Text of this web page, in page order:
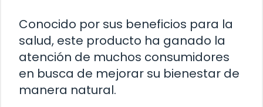
Conocido por sus beneficios para la
salud, este producto ha ganado la
atención de muchos consumidores
en busca de mejorar su bienestar de
manera natural.